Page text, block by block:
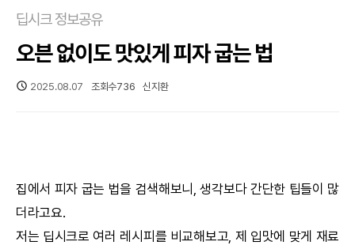
딥시크 정보공유
오븐 없이도 맛있게 피자 굽는 법
2025.08.07 조회수736 신지환
집에서 피자 굽는 법을 검색해보니, 생각보다 간단한 팁들이 많
더라고요.
저는 딥시크로 여러 레시피를 비교해보고, 제 입맛에 맞게 재료